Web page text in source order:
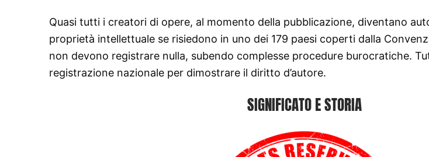
Quasi tutti i creatori di opere, al momento della pubblicazione, diventano
proprietà intellettuale se risiedono in uno dei 179 paesi coperti dalla
non devono registrare nulla, subendo complesse procedure burocratiche.
registrazione nazionale per dimostrare il diritto d’autore.
SIGNIFICATO E STORIA